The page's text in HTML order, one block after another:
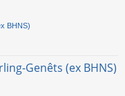
BHNS)
Genêts (ex BHNS)